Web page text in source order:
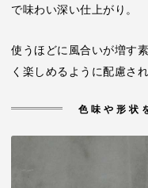
で味わい深い仕上がり。
使うほどに風合いが増す
く楽しめるように配慮さ
色味や形状